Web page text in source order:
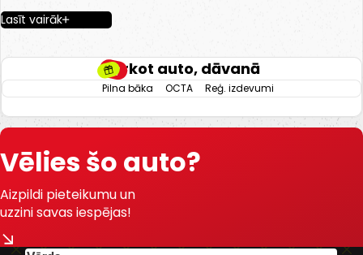
Pērkot auto, dāvanā
Reģ. izdevumi
OCTA
Pilna bāka
-Multistūre.
-El. Regulējamas prieksējas
sēdveitas.
-Automatiskā atrumkarba.
-El. Atverams bagažneiks.
-2 Atslēgas.
-Bluetooth.
-El. Reguējama stūre.
-Viegletāla diski.
Lasīt vairāk
Vēlies šo auto?
Aizpildi pieteikumu un
uzzini savas iespējas!